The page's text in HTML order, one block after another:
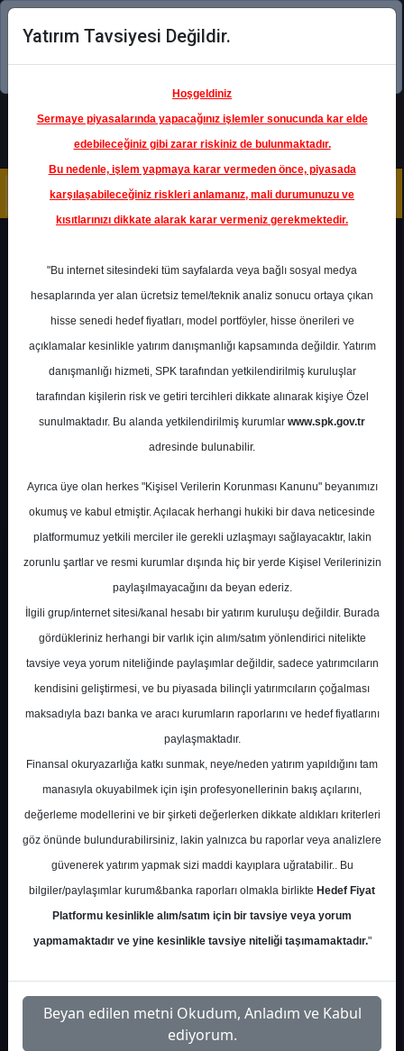
Şimdi uygulamayı indirin!
Halka Arz Verileri
Güncel ve geçmiş halka arz bilgileri
39 20
19
Halka Arz Listesi
TALEP TARIHI
Mağazacılık
Gıda A.Ş.
Menkul Değerler
Teknika Plast
Teknik Kalıp
Tic. A.Ş.
TKNKA
Menkul Değerler
A.Ş.
12-13-14 Ağustos 2026
Türker Vangölü
Enerji Yatırım
A.Ş.
Yatırım Tavsiyesi Değildir.
Hoşgeldiniz
Sermaye piyasalarında yapacağınız işlemler sonucunda kar elde
edebileceğiniz gibi zarar riskiniz de bulunmaktadır.
Bu nedenle, işlem yapmaya karar vermeden önce, piyasada
karşılaşabileceğiniz riskleri anlamanız, mali durumunuzu ve
kısıtlarınızı dikkate alarak karar vermeniz gerekmektedir.
"Bu internet sitesindeki tüm sayfalarda veya bağlı sosyal medya
hesaplarında yer alan ücretsiz temel/teknik analiz sonucu ortaya çıkan
hisse senedi hedef fiyatları, model portföyler, hisse önerileri ve
açıklamalar kesinlikle yatırım danışmanlığı kapsamında değildir. Yatırım
danışmanlığı hizmeti, SPK tarafından yetkilendirilmiş kuruluşlar
tarafından kişilerin risk ve getiri tercihleri dikkate alınarak kişiye Özel
sunulmaktadır. Bu alanda yetkilendirilmiş kurumlar www.spk.gov.tr
adresinde bulunabilir.
Ayrıca üye olan herkes "Kişisel Verilerin Korunması Kanunu" beyanımızı
okumuş ve kabul etmiştir. Açılacak herhangi hukiki bir dava neticesinde
platformumuz yetkili merciler ile gerekli uzlaşmayı sağlayacaktır, lakin
zorunlu şartlar ve resmi kurumlar dışında hiç bir yerde Kişisel Verilerinizin
paylaşılmayacağını da beyan ederiz.
İlgili grup/internet sitesi/kanal hesabı bir yatırım kuruluşu değildir. Burada
gördükleriniz herhangi bir varlık için alım/satım yönlendirici nitelikte
tavsiye veya yorum niteliğinde paylaşımlar değildir, sadece yatırımcıların
kendisini geliştirmesi, ve bu piyasada bilinçli yatırımcıların çoğalması
maksadıyla bazı banka ve aracı kurumların raporlarını ve hedef fiyatlarını
paylaşmaktadır.
Finansal okuryazarlığa katkı sunmak, neye/neden yatırım yapıldığını tam
manasıyla okuyabilmek için işin profesyonellerinin bakış açılarını,
değerleme modellerini ve bir şirketi değerlerken dikkate aldıkları kriterleri
göz önünde bulundurabilirsiniz, lakin yalnızca bu raporlar veya analizlere
güvenerek yatırım yapmak sizi maddi kayıplara uğratabilir.. Bu
bilgiler/paylaşımlar kurum&banka raporları olmakla birlikte Hedef Fiyat
Platformu kesinlikle alım/satım için bir tavsiye veya yorum
yapmamaktadır ve yine kesinlikle tavsiye niteliği taşımamaktadır."
Beyan edilen metni Okudum, Anladım ve Kabul
ediyorum.